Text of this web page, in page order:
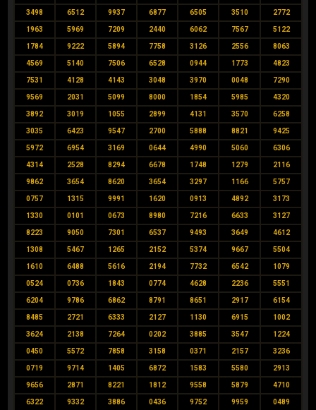
3498 6512 9937 6877 6505 3510 2772
1963 5969 7209 2440 6062 7567 5122
1784 9222 5894 7758 3126 2556 8063
4569 5140 7506 6528 0944 1773 4823
7531 4128 4143 3048 3970 0048 7290
9569 2031 5099 8000 1854 5985 4320
3892 3019 1055 2899 4131 3570 6258
3035 6423 9547 2700 5888 8821 9425
5972 6954 3169 0644 4990 5060 6306
4314 2528 8294 6678 1748 1279 2116
9862 3654 8620 3654 3297 1166 5757
0757 1315 9991 1620 0913 4892 3173
1330 0101 0673 8980 7216 6633 3127
8223 9050 7301 6537 9493 3649 4612
1308 5467 1265 2152 5374 9667 5504
1610 6488 5616 2194 7732 6542 1079
0524 0736 1843 0774 4628 2236 5551
6204 9786 6862 8791 8651 2917 6154
8485 2721 6333 2127 1130 6915 1002
3624 2138 7264 0202 3885 3547 1224
0450 5572 7858 3158 0371 2157 3236
0719 9714 1405 6872 1583 5580 2913
9656 2871 8221 1812 9558 5879 4710
6322 9332 3886 0436 9752 9959 0489